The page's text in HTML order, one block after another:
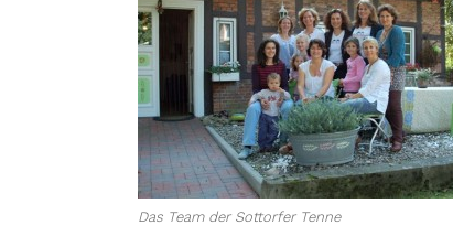
Das Team der Sottorfer Tenne